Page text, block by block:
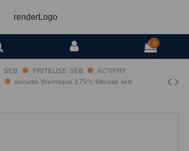
renderLogo
0
SEB FRITEUSE SEB
ACTIFRY
securite thermique 175°c friteuse seb